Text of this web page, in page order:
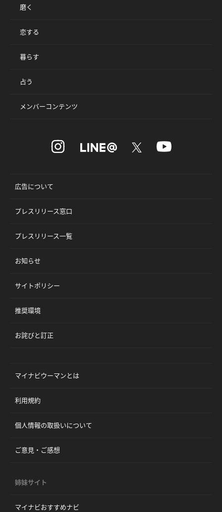
磨く
恋する
暮らす
占う
メンバーコンテンツ
広告について
プレスリリース窓口
プレスリリース一覧
お知らせ
サイトポリシー
推奨環境
お詫びと訂正
マイナビウーマンとは
利用規約
個人情報の取扱いについて
ご意見・ご感想
姉妹サイト
マイナビおすすめナビ